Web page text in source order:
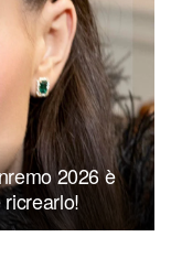
2026 è